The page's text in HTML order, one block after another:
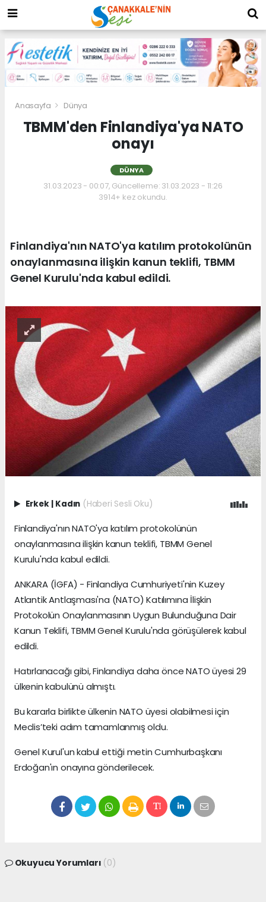
Anasayfa Dünya
TBMM'den Finlandiya'ya NATO
onayı
DÜNYA
31.03.2023 - 00:07, Güncelleme: 31.03.2023 - 11:26
3914+ kez okundu.
Finlandiya'nın NATO'ya katılım protokolünün
onaylanmasına ilişkin kanun teklifi, TBMM
Genel Kurulu'nda kabul edildi.
Erkek Kadın (Haberi Sesli Oku)
Finlandiya'nın NATO'ya katılım protokolünün
onaylanmasına ilişkin kanun teklifi, TBMM Genel
Kurulu'nda kabul edildi.
ANKARA (İGFA) - Finlandiya Cumhuriyeti'nin Kuzey
Atlantik Antlaşması'na (NATO) Katılımına İlişkin
Protokolün Onaylanmasının Uygun Bulunduğuna Dair
Kanun Teklifi, TBMM Genel Kurulu'nda görüşülerek kabul
edildi.
Hatırlanacağı gibi, Finlandiya daha önce NATO üyesi 29
ülkenin kabulünü almıştı.
Bu kararla birlikte ülkenin NATO üyesi olabilmesi için
Meclis’teki adım tamamlanmış oldu.
Genel Kurul'un kabul ettiği metin Cumhurbaşkanı
Erdoğan'ın onayına gönderilecek.
Okuyucu Yorumları (0)